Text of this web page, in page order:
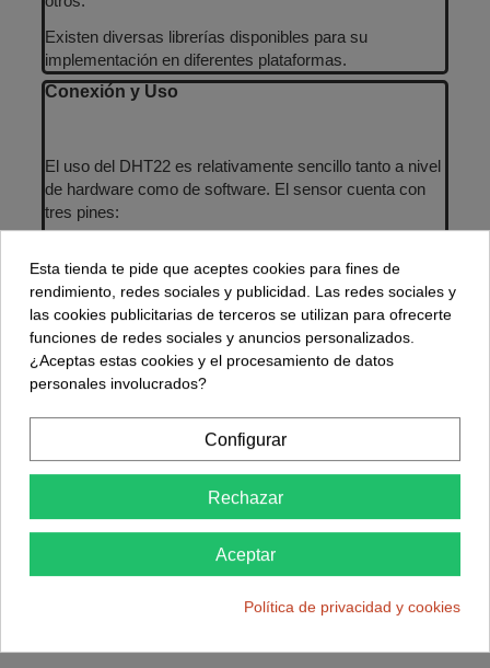
Existen diversas librerías disponibles para su
implementación en diferentes plataformas.
Conexión y Uso
El uso del DHT22 es relativamente sencillo tanto a nivel
de hardware como de software. El sensor cuenta con
tres pines:
Datos (DATA): se conecta a un pin digital de nuestro
microcontrolador.
Tierra (GND): se conecta a la tierra (0V) del circuito.
Comparación
El DHT22 ofrece una mejor resolución, mayor precisión y
un empaque más robusto en comparación con su
homólogo, el DHT11. Esto lo convierte en una opción
más atractiva para proyectos que requieren de una
Cada sensor DHT22 es calibrado en la fábrica. Esto
garantiza una alta estabilidad y fiabilidad en las
Esta tienda te pide que aceptes cookies para fines de
rendimiento, redes sociales y publicidad. Las redes sociales y
las cookies publicitarias de terceros se utilizan para ofrecerte
funciones de redes sociales y anuncios personalizados.
¿Aceptas estas cookies y el procesamiento de datos
personales involucrados?
Configurar
Rechazar
Aceptar
Política de privacidad y cookies